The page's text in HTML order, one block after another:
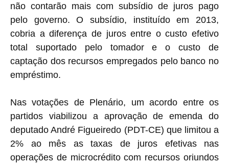
não contarão mais com subsídio de juros pago
pelo governo. O subsídio, instituído em 2013,
cobria a diferença de juros entre o custo efetivo
total suportado pelo tomador e o custo de
captação dos recursos empregados pelo banco no
empréstimo.
Nas votações de Plenário, um acordo entre os
partidos viabilizou a aprovação de emenda do
deputado André Figueiredo (PDT-CE) que limitou a
2% ao mês as taxas de juros efetivas nas
operações de microcrédito com recursos oriundos